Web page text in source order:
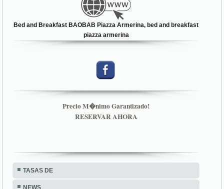
Bed and Breakfast BAOBAB Piazza Armerina, bed and breakfast
piazza armerina
Precio M�nimo Garantizado!
RESERVAR AHORA
TASAS DE
NEWS